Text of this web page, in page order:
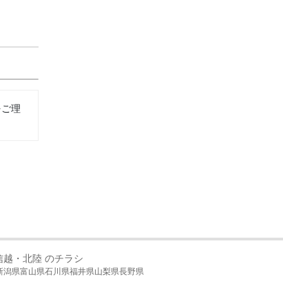
理
越・北陸 のチラシ
潟県富山県石川県福井県山梨県長野県